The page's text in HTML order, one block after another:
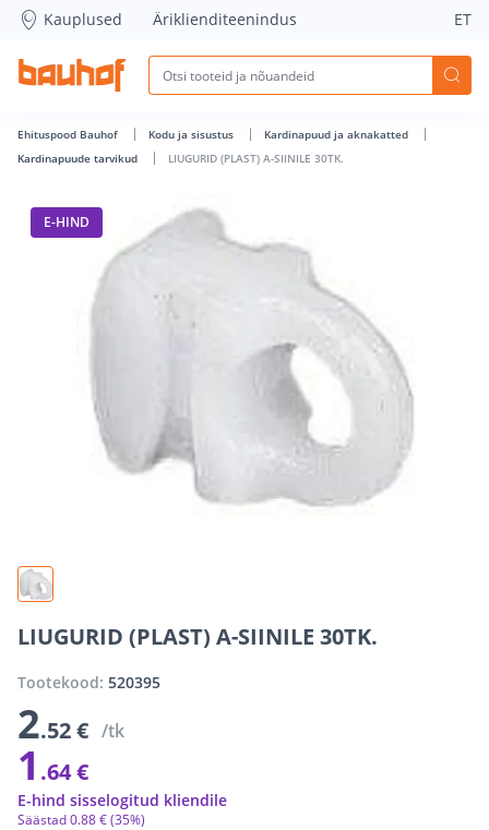
LIUGURID (PLAST) A-SIINILE 30TK. - Bauhof has loaded
Kauplused Äriklienditeenindus ET
Ehituspood Bauhof Kodu ja sisustus
Kardinapuud ja aknakatted
Kardinapuude tarvikud
LIUGURID (PLAST) A-SIINILE 30TK.
E-HIND
LIUGURID (PLAST) A-SIINILE 30TK.
Tootekood: 520395
2.52 € /tk
1 .64 €
Säästad0.88 €(35%)
E-hind sisselogitud kliendile